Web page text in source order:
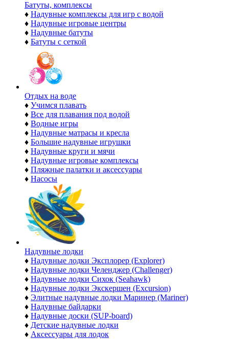
Батуты, комплексы
♦ Надувные комплексы для игр с водой
♦ Надувные игровые центры
♦ Надувные батуты
♦ Батуты с сеткой
Отдых на воде
♦ Учимся плавать
♦ Все для плавания под водой
♦ Водные игры
♦ Надувные матрасы и кресла
♦ Большие надувные игрушки
♦ Надувные круги и мячи
♦ Надувные игровые комплексы
♦ Пляжные палатки и аксессуары
♦ Насосы
Надувные лодки
♦ Надувные лодки Эксплорер (Explorer)
♦ Надувные лодки Челенджер (Challenger)
♦ Надувные лодки Сихок (Seahawk)
♦ Надувные лодки Экскершен (Excursion)
♦ Элитные надувные лодки Маринер (Mariner)
♦ Надувные байдарки
♦ Надувные доски (SUP-board)
♦ Детские надувные лодки
♦ Аксессуары для лодок